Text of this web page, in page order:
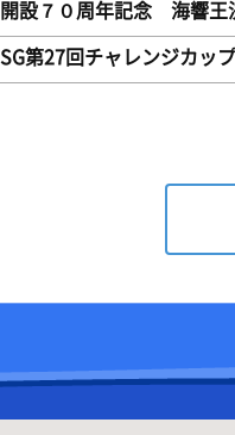
開設７０周年記念 海響王
SG第27回チャレンジカッ